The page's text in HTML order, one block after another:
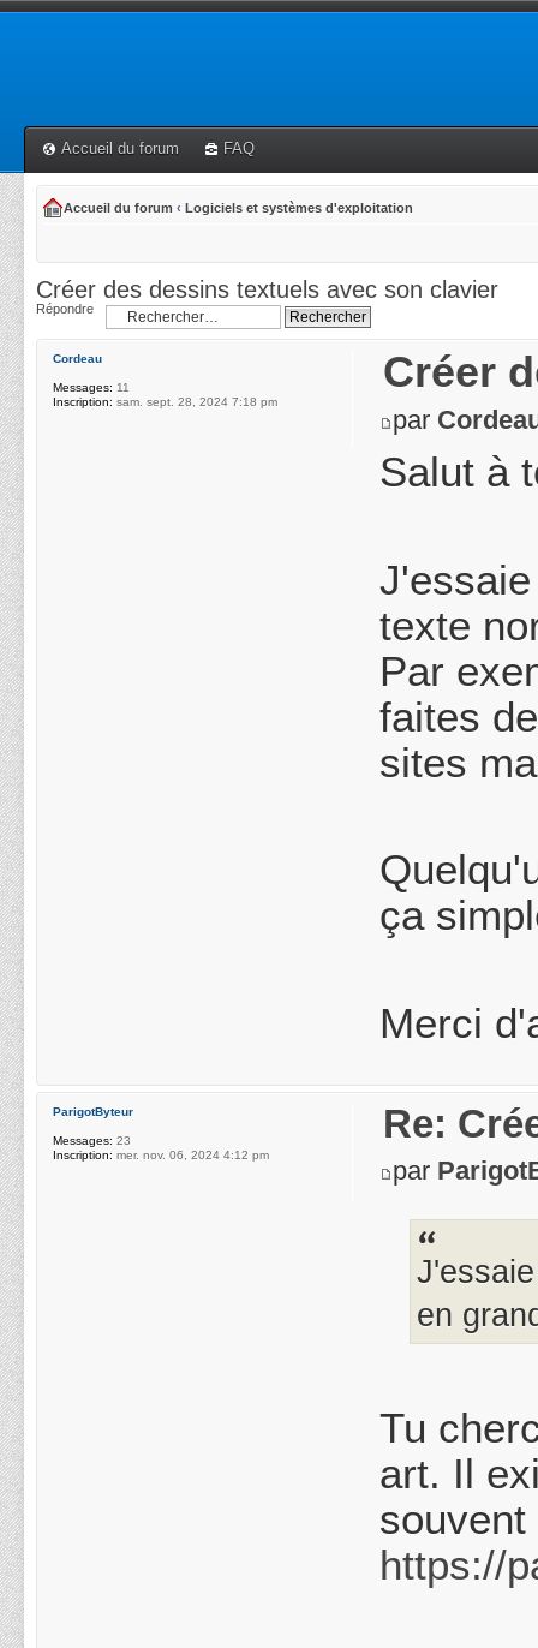
Accueil du forum FAQ
Accueil du forum ‹ Logiciels et systèmes d'exploitation
Créer des dessins textuels avec son clavier
Répondre
Créer
par
Salut à
texte
Par
faites
sites
ça
Merci
Cordeau
Messages: 11
Inscription: sam. sept. 28, 2024 7:18 pm
Re:
par
en
Tu
art. Il
https://
ParigotByteur
Messages: 23
Inscription: mer. nov. 06, 2024 4:12 pm